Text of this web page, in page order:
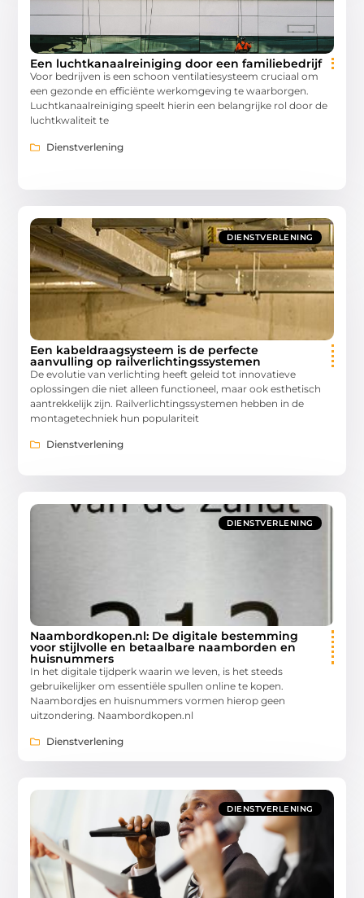
Een luchtkanaalreiniging door een familiebedrijf
Voor bedrijven is een schoon ventilatiesysteem cruciaal om
een gezonde en efficiënte werkomgeving te waarborgen.
Luchtkanaalreiniging speelt hierin een belangrijke rol door de
luchtkwaliteit te
Dienstverlening
DIENSTVERLENING
Een kabeldraagsysteem is de perfecte
aanvulling op railverlichtingssystemen
De evolutie van verlichting heeft geleid tot innovatieve
oplossingen die niet alleen functioneel, maar ook esthetisch
aantrekkelijk zijn. Railverlichtingssystemen hebben in de
montagetechniek hun populariteit
Dienstverlening
DIENSTVERLENING
Naambordkopen.nl: De digitale bestemming
voor stijlvolle en betaalbare naamborden en
huisnummers
In het digitale tijdperk waarin we leven, is het steeds
gebruikelijker om essentiële spullen online te kopen.
Naambordjes en huisnummers vormen hierop geen
uitzondering. Naambordkopen.nl
Dienstverlening
DIENSTVERLENING